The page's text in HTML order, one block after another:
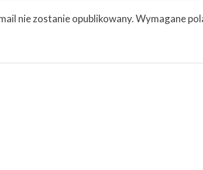
nie zostanie opublikowany.Wymagane